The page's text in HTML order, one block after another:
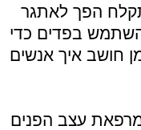
הפך לאתגר
בפדים כדי
חושב איך אנשים
עצב הפנים